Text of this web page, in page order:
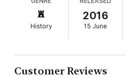
History
2016
15 June
Customer Reviews